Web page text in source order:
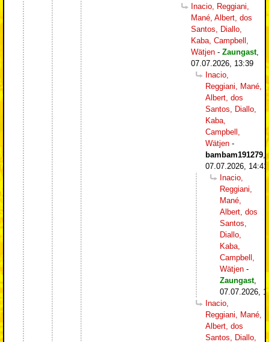
Inacio, Reggiani,
Mané, Albert, dos
Santos, Diallo,
Kaba, Campbell,
Wätjen - Zaungast,
07.07.2026, 13:39
Inacio,
Reggiani, Mané,
Albert, dos
Santos, Diallo,
Kaba,
Campbell,
Wätjen -
bambam191279
07.07.2026, 14:41
Inacio,
Reggiani,
Mané,
Albert, dos
Santos,
Diallo,
Kaba,
Campbell,
Wätjen -
Zaungast,
07.07.2026,
Inacio,
Reggiani, Mané,
Albert, dos
Santos, Diallo,